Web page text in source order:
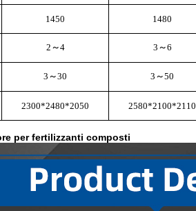
1450 1480
2 ～4 3 ～6
3 ～30 3 ～50
2300*2480*2050 2580*2100*2110
per fertilizzanti composti